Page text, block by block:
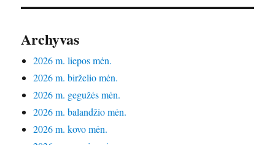
Archyvas
2026 m. liepos mėn.
2026 m. birželio mėn.
2026 m. gegužės mėn.
2026 m. balandžio mėn.
2026 m. kovo mėn.